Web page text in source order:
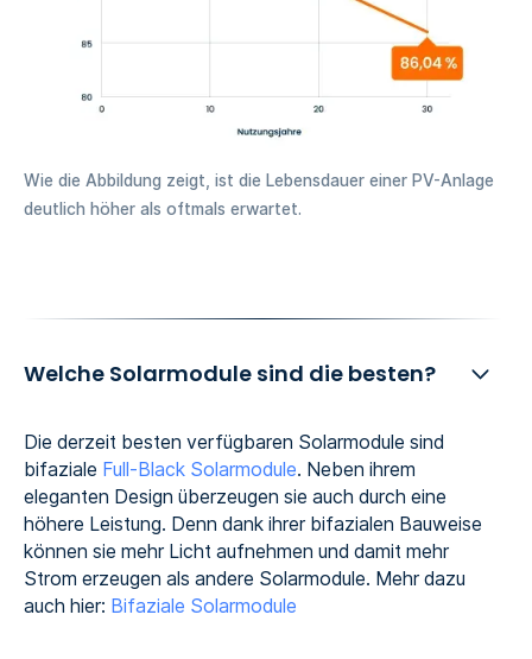
Wie die Abbildung zeigt, ist die Lebensdauer einer PV-Anlage
deutlich höher als oftmals erwartet.
Welche Solarmodule sind die besten?
Die derzeit besten verfügbaren Solarmodule sind
bifaziale Full-Black Solarmodule. Neben ihrem
eleganten Design überzeugen sie auch durch eine
höhere Leistung. Denn dank ihrer bifazialen Bauweise
können sie mehr Licht aufnehmen und damit mehr
Strom erzeugen als andere Solarmodule. Mehr dazu
auch hier: Bifaziale Solarmodule